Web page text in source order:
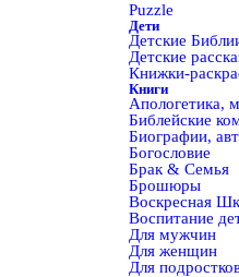
Puzzle
Дети
Детские
Детские
Книжки-
Книги
Апологетика,
Библейские
Биографии,
Богословие
Брак & Семья
Брошюры
Воскресная
Воспитание
Для мужчин
Для женщин
Для